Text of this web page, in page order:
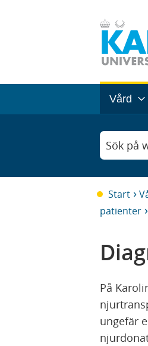
Vård
Sök på
Start
patienter
På
ungefär